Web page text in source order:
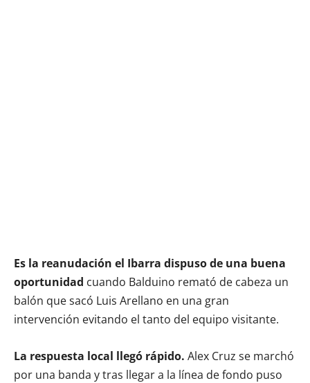
Es la reanudación el Ibarra dispuso de una buena
oportunidad cuando Balduino remató de cabeza un
balón que sacó Luis Arellano en una gran
intervención evitando el tanto del equipo visitante.
La respuesta local llegó rápido. Alex Cruz se marchó
por una banda y tras llegar a la línea de fondo puso